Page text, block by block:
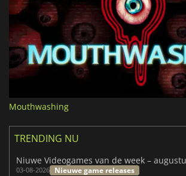
Mouthwashing
TRENDING NU
03-08-2026 Nieuwe game releases